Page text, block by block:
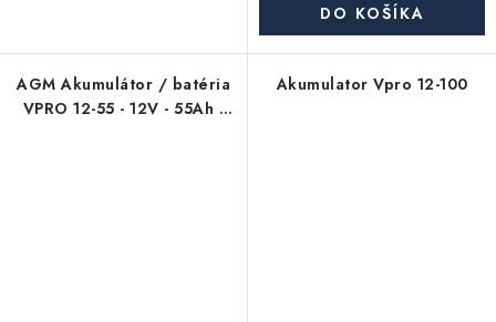
DO KOŠÍKA
AGM Akumulátor / batéria
VPRO 12-55 - 12V - 55Ah -
Akumulator Vpro 12-100